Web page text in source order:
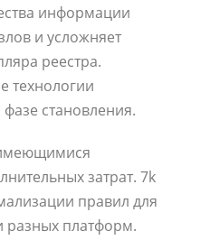
информации
и усложняет
реестра.
технологии
становления.
затрат. 7k
правил для
разных платформ.